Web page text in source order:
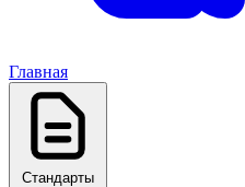
Главная
Стандарты